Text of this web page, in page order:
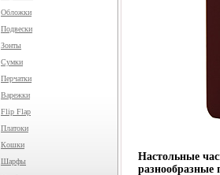
Обложки
Подвески
Зонты
Сумки
Перчатки
Варежки
Flip Flap
Платоки
Кошки
Шарфы
Настольные
разнообразные